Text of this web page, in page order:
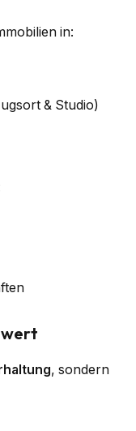
in:
& Studio)
, sondern